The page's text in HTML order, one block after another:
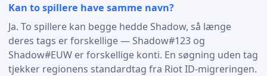
Kan to spillere have samme navn?
Ja. To spillere kan begge hedde Shadow, så længe
deres tags er forskellige — Shadow#123 og
Shadow#EUW er forskellige konti. En søgning uden tag
tjekker regionens standardtag fra Riot ID-migreringen.